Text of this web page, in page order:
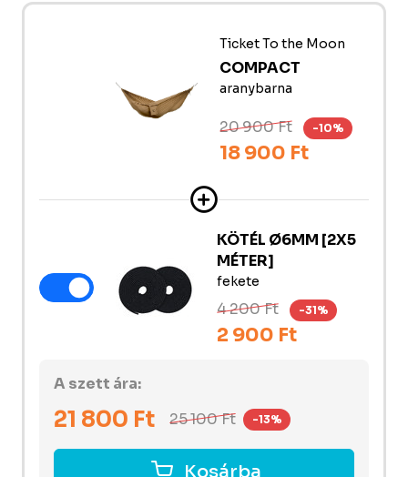
Ticket To the Moon
COMPACT
aranybarna
20 900 Ft -10%
18 900 Ft
KÖTÉL Ø6MM [2X5
MÉTER]
fekete
4 200 Ft -31%
2 900 Ft
A szett ára:
21 800 Ft 25 100Ft -13%
Kosárba